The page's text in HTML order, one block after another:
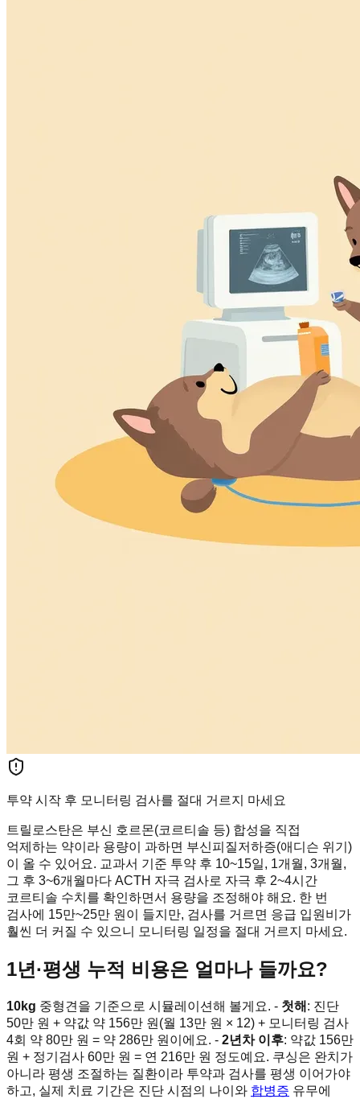
투약 시작 후 모니터링 검사를 절대 거르지 마세요
트릴로스탄은 부신 호르몬(코르티솔 등) 합성을 직접
억제하는 약이라 용량이 과하면 부신피질저하증(애디슨 위기)
이 올 수 있어요. 교과서 기준 투약 후 10~15일, 1개월, 3개월,
그 후 3~6개월마다 ACTH 자극 검사로 자극 후 2~4시간
코르티솔 수치를 확인하면서 용량을 조정해야 해요. 한 번
검사에 15만~25만 원이 들지만, 검사를 거르면 응급 입원비가
훨씬 더 커질 수 있으니 모니터링 일정을 절대 거르지 마세요.
1년·평생 누적 비용은 얼마나 들까요?
10kg 중형견을 기준으로 시뮬레이션해 볼게요. - 첫해 : 진단
50만 원 + 약값 약 156만 원(월 13만 원 × 12) + 모니터링 검사
4회 약 80만 원 = 약 286만 원이에요. - 2년차 이후: 약값 156만
원 + 정기검사 60만 원 = 연 216만 원 정도예요. 쿠싱은 완치가
아니라 평생 조절하는 질환이라 투약과 검사를 평생 이어가야
하고, 실제 치료 기간은 진단 시점의 나이와 합병증 유무에